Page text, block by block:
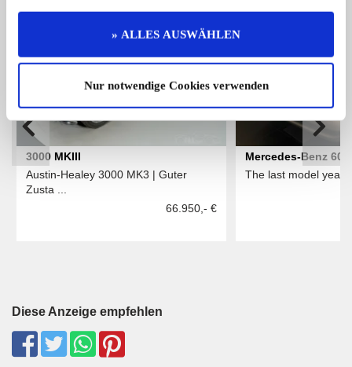
» ALLES AUSWÄHLEN
Nur notwendige Cookies verwenden
6
3000 MKIII
Austin-Healey 3000 MK3 | Guter
Zusta ...
66.950,- €
Mercedes-Benz 600
The last model year
Diese Anzeige empfehlen